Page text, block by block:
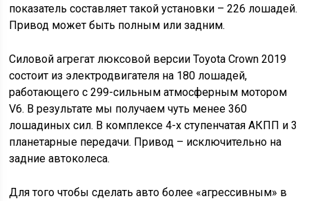
показатель составляет такой установки – 226 лошадей.
Привод может быть полным или задним.
Силовой агрегат люксовой версии Toyota Crown 2019
состоит из электродвигателя на 180 лошадей,
работающего с 299-сильным атмосферным мотором
V6. В результате мы получаем чуть менее 360
лошадиных сил. В комплексе 4-х ступенчатая АКПП и 3
планетарные передачи. Привод – исключительно на
задние автоколеса.
Для того чтобы сделать авто более «агрессивным» в